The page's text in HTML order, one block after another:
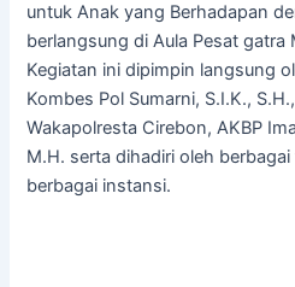
untuk Anak yang Berhadapan
berlangsung di Aula Pesat gatra
Kegiatan ini dipimpin langsung
Kombes Pol Sumarni, S.I.K.,
Wakapolresta Cirebon, AKBP
M.H. serta dihadiri oleh
berbagai instansi.